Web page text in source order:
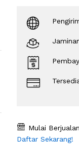
Mulai
Daftar Sekarang!